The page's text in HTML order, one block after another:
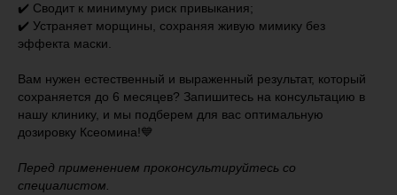
✔️ Сводит к минимуму риск привыкания;
✔️ Устраняет морщины, сохраняя живую мимику без
эффекта маски.
Вам нужен естественный и выраженный результат, который
сохраняется до 6 месяцев? Запишитесь на консультацию в
нашу клинику, и мы подберем для вас оптимальную
дозировку Ксеомина!💙
Перед применением проконсультируйтесь со
специалистом.